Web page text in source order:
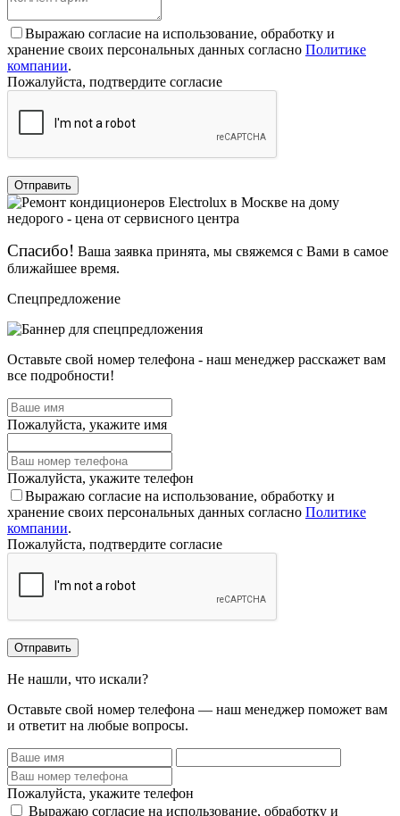
Выражаю согласие на использование, обработку и
хранение своих персональных данных согласно Политике
компании.
Пожалуйста, подтвердите согласие
Отправить
Спасибо! Ваша заявка принята, мы свяжемся с Вами в самое
ближайшее время.
Спецпредложение
Оставьте свой номер телефона - наш менеджер расскажет вам
все подробности!
Пожалуйста, укажите имя
Пожалуйста, укажите телефон
Выражаю согласие на использование, обработку и
хранение своих персональных данных согласно Политике
компании.
Пожалуйста, подтвердите согласие
Отправить
Не нашли, что искали?
Оставьте свой номер телефона — наш менеджер поможет вам
и ответит на любые вопросы.
Пожалуйста, укажите телефон
Выражаю согласие на использование, обработку и